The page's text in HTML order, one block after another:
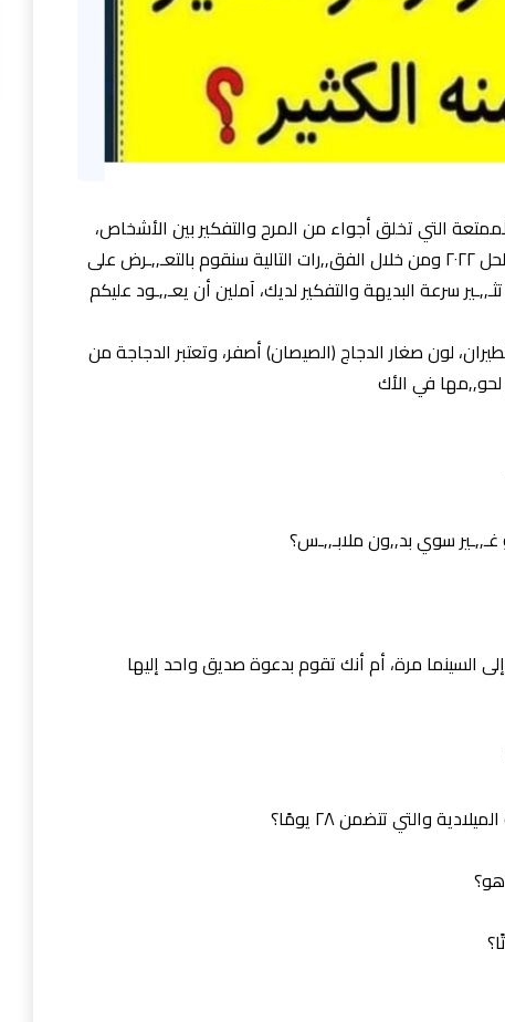
التي تخلق أجواء من المرح والتفكير بين الأشخاص،
لذا يكثر البحث عن العديد من ألغاز مع الحل ٢٠٢٢ ومن خلال الفق,,رات التالية سنقوم بالتعـ,,ـرض على
سرعة البديهة والتفكير لديك، آملين أن يعـ,,ـود عليكم
لون صغار الدجاج (الصيصان) أصفر، وتعتبر الدجاجة من
لحو,,مها في الأك
سوي بد,,ون ملابـ,,ـس؟
السينما مرة، أم أنك تقوم بدعوة صديق واحد إليها
والتي تتضمن ٢٨ يومًا؟